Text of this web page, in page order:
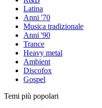
Latina
Anni '70
Musica tradizionale
Anni '90
Trance
Heavy metal
Ambient
Discofox
Gospel
Temi più popolari